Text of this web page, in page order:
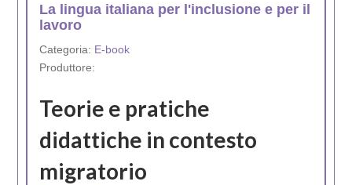
La lingua italiana per l'inclusione e per il
lavoro
Categoria: E-book
Produttore:
Teorie e pratiche
didattiche in contesto
migratorio